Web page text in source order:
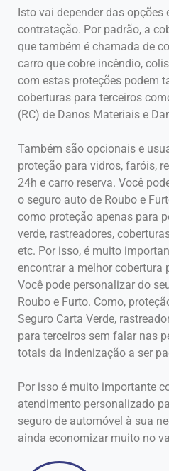
Isto vai depender das opções
contratação. Por padrão, a
que também é chamada de
carro que cobre incêndio,
com estas proteções podem
coberturas para terceiros
(RC) de Danos Materiais e
Também são opcionais e
proteção para vidros, faróis,
24h e carro reserva. Você
o seguro auto de Roubo e
como proteção apenas para
verde, rastreadores,
etc. Por isso, é muito
encontrar a melhor cobertura
Você pode personalizar do
Roubo e Furto. Como,
Seguro Carta Verde,
para terceiros sem falar nas
totais da indenização a ser
Por isso é muito importante
atendimento personalizado
seguro de automóvel à sua
ainda economizar muito no